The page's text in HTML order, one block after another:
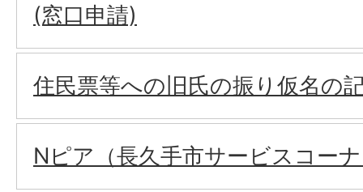
(窓口申請)
住⺠票等への旧⽒の振り仮名の
Nピア（長久手市サービスコー